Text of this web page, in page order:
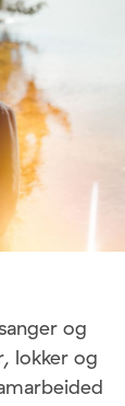
og
lokker og